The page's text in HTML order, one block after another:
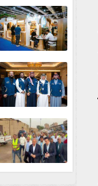
منتجات...